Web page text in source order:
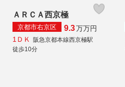
ＡＲＣＡ西京極
京都市右京区 9.3万万円
1ＤＫ
阪急京都本線西京極駅
徒歩10分